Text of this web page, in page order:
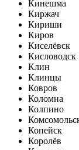
Кинешма
Киржач
Кириши
Киров
Киселёвск
Кисловодск
Клин
Клинцы
Ковров
Коломна
Колпино
Копейск
Королёв